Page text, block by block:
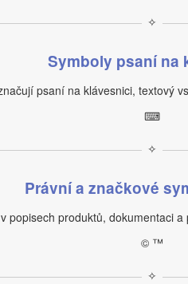
✧
Symboly psaní na
psaní na klávesnici, textový
⌨
✧
Právní a značkové
popisech produktů, dokumentaci
© ™
✧